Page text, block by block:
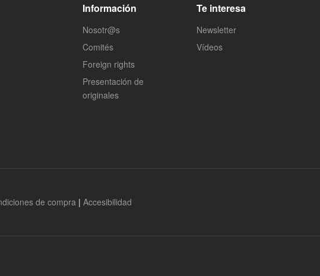
Información
Nosotr@s
Comités
Foreign rights
Presentación de
originales
Te interesa
Newsletter
Vídeos
de compra | Accesibilidad